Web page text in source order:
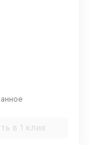
в 1 клик